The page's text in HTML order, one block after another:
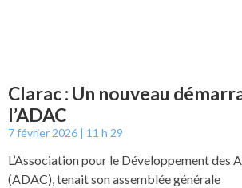
Clarac : Un nouveau
l’ADAC
7 février 2026 11 h 29
L’Association pour le Développement des
(ADAC), tenait son assemblée générale